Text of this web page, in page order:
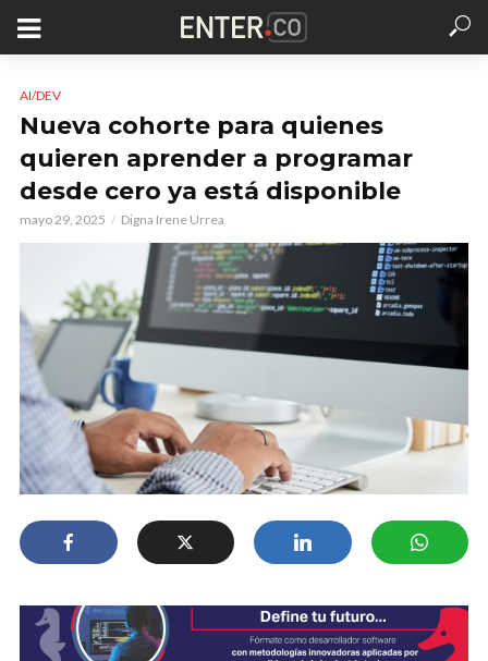
AI/DEV
Nueva cohorte para quienes
quieren aprender a programar
desde cero ya está disponible
mayo 29, 2025 Digna Irene Urrea